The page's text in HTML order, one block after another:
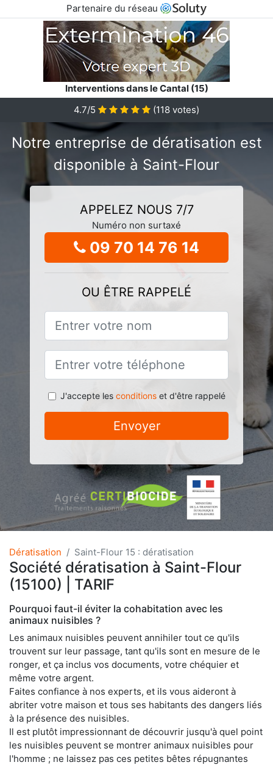
Partenaire du réseau
Interventions dans le Cantal (15)
4.7/5
(118 votes)
Notre entreprise de dératisation est
disponible à Saint-Flour
APPELEZ NOUS 7/7
Numéro non surtaxé
09 70 14 76 14
OU ÊTRE RAPPELÉ
J'accepte les conditionset d'être rappelé
Envoyer
Dératisation Saint-Flour 15 : dératisation
Société dératisation à Saint-Flour
(15100) | TARIF
Pourquoi faut-il éviter la cohabitation avec les
animaux nuisibles ?
Les animaux nuisibles peuvent annihiler tout ce qu'ils
trouvent sur leur passage, tant qu'ils sont en mesure de le
ronger, et ça inclus vos documents, votre chéquier et
même votre argent.
Faites confiance à nos experts, et ils vous aideront à
abriter votre maison et tous ses habitants des dangers liés
à la présence des nuisibles.
Il est plutôt impressionnant de découvrir jusqu'à quel point
les nuisibles peuvent se montrer animaux nuisibles pour
l'homme ; ne laissez pas ces petites bêtes répugnantes